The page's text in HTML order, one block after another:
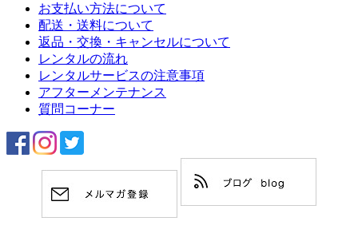
お支払い方法について
配送・送料について
返品・交換・キャンセルについて
レンタルの流れ
レンタルサービスの注意事項
アフターメンテナンス
質問コーナー